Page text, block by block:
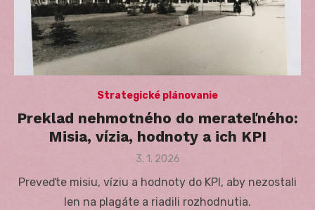
Strategické plánovanie
Preklad nehmotného do merateľného:
Misia, vízia, hodnoty a ich KPI
Posted
3. 1. 2026
Preveďte misiu, víziu a hodnoty do KPI, aby nezostali
len na plagáte a riadili rozhodnutia.